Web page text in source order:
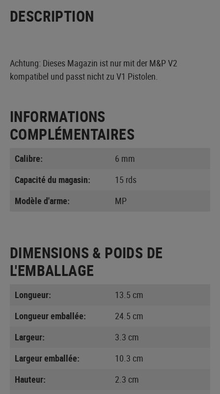
DESCRIPTION
Achtung: Dieses Magazin ist nur mit der M&P V2
kompatibel und passt nicht zu V1 Pistolen.
INFORMATIONS
COMPLÉMENTAIRES
Calibre:
6 mm
Capacité du magasin:
15 rds
Modèle d'arme:
MP
DIMENSIONS & POIDS DE
L'EMBALLAGE
Longueur:
13.5 cm
Longueur emballée:
24.5 cm
Largeur:
3.3 cm
Largeur emballée:
10.3 cm
Hauteur:
2.3 cm